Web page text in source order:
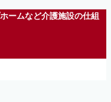
ームなど介護施設の仕組